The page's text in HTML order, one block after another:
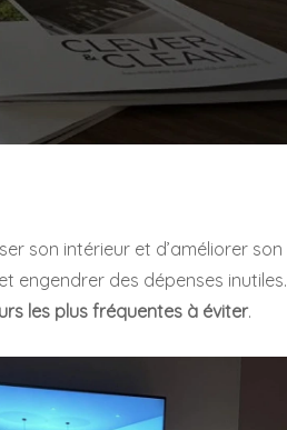
son intérieur et d’améliorer son
engendrer des dépenses inutiles.
les plus fréquentes à éviter.